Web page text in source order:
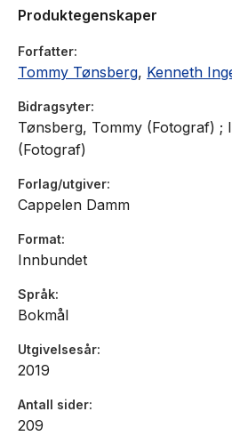
Produktegenskaper
Forfatter
Tommy Tønsberg, Kenneth
Bidragsyter
Tønsberg, Tommy (Fotograf) ;
(Fotograf)
Forlag/utgiver
Cappelen Damm
Format
Innbundet
Språk
Bokmål
Utgivelsesår
2019
Antall sider
209